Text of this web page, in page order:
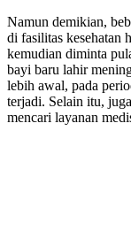
Namun demikian,
di fasilitas kesehatan
kemudian diminta
bayi baru lahir
lebih awal, pada
terjadi. Selain itu,
mencari layanan